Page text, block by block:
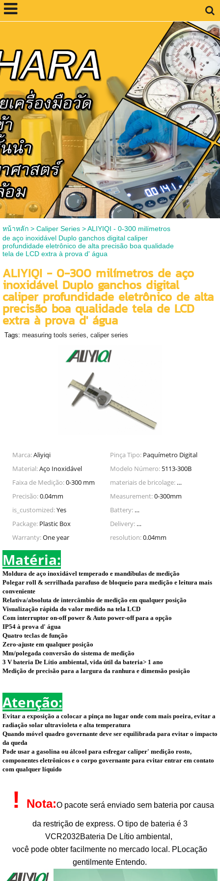
หน้าหลัก> Caliper Series>ALIYIQI - 0-300 milímetros
de aço inoxidável Duplo ganchos digital caliper
profundidade eletrônico de alta precisão boa qualidade
tela de LCD extra à prova d' água
ALIYIQI - 0-300 milímetros de aço
inoxidável Duplo ganchos digital
caliper profundidade eletrônico de alta
precisão boa qualidade tela de LCD
extra à prova d' água
Tags: measuring tools series, caliper series
Marca:Aliyiqi Pinça Tipo: Paquímetro Digital
Material:Aço Inoxidável Modelo Número: 5113-300B
Faixa de Medição:0-300 mm materiais de bricolage:
Metalurgia
Precisão:0.04mm Measurement:0-300mm
is_customized:Yes Battery:
3V CR2032 environmental
Package: Plastic Box Delivery:
1-2 business days after
Warranty:One year resolution:0.04mm
Matéria:
Moldura de aço inoxidável temperado e mandíbulas de medição
Polegar roll & serrilhada parafuso de bloqueio para medição e leitura mais
conveniente
Relativa/absoluta de intercâmbio de medição em qualquer posição
Visualização rápida do valor medido na tela LCD
Com interruptor on-off power & Auto power-off para a opção
IP54 à prova d' água
Quatro teclas de função
Zero-ajuste em qualquer posição
Mm/polegada conversão do sistema de medição
3 V bateria De Lítio ambiental, vida útil da bateria> 1 ano
Medição de precisão para a largura da ranhura e dimensão posição
Atenção:
Evitar a exposição a colocar a pinça no lugar onde com mais poeira, evitar a
radiação solar ultravioleta e alta temperatura
Quando móvel quadro governante deve ser equilibrada para evitar o impacto
da queda
Pode usar a gasolina ou álcool para esfregar caliper' medição rosto,
componentes eletrônicos e o corpo governante para evitar entrar em contato
com qualquer líquido
! Nota:O pacote será enviado sem bateria por causa
da restrição de express. O tipo de bateria é 3
VCR2032Bateria De Lítio ambiental,
você pode obter facilmente no mercado local. P Locação
gentilmente Entendo.